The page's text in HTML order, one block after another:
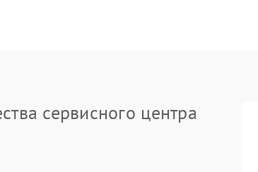
сервисного центра